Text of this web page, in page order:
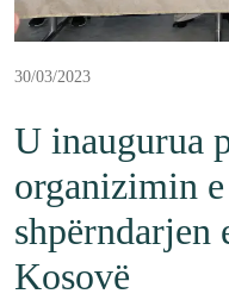
30/03/2023
U inaugurua
organizimin
shpërndarjen
Kosovë